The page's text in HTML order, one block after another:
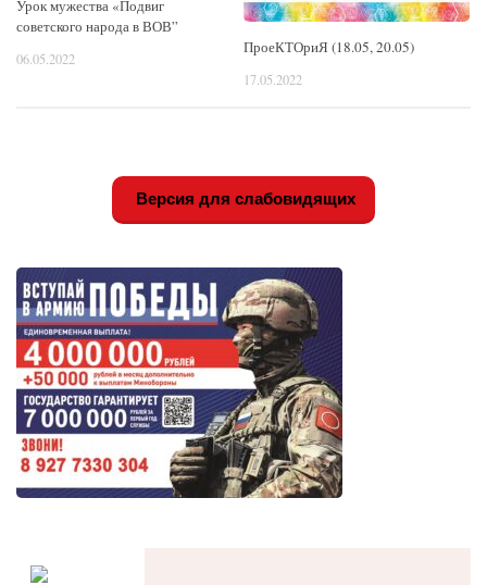
Урок мужества «Подвиг
советского народа в ВОВ”
06.05.2022
ПроеКТОриЯ (18.05, 20.05)
17.05.2022
Версия для слабовидящих